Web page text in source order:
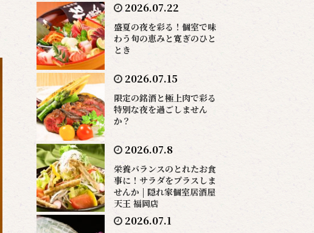
2026.07.22
盛夏の夜を彩る！個室で味
わう旬の恵みと寛ぎのひと
とき
2026.07.15
限定の銘酒と極上肉で彩る
特別な夜を過ごしません
か？
2026.07.8
栄養バランスのとれたお食
事に！サラダをプラスしま
せんか | 隠れ家個室居酒屋
天王 福岡店
2026.07.1